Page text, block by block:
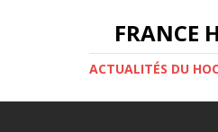
FRANCE
ACTUALITÉS DU